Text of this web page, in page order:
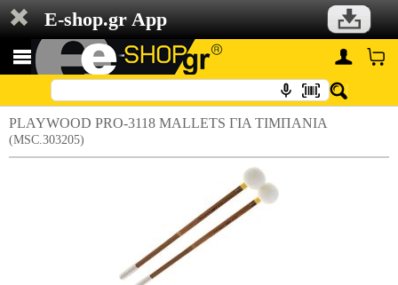
E-shop.gr App
PLAYWOOD PRO-3118 MALLETS ΓΙΑ ΤΙΜΠΑΝΙΑ
(MSC.303205)